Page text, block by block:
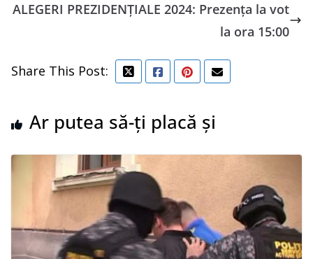
ALEGERI PREZIDENȚIALE 2024: Prezența la vot
la ora 15:00
Share This Post:
Ar putea să-ți placă și